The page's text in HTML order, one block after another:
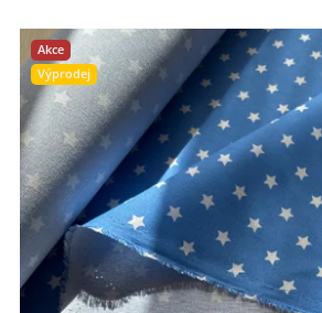
Abecedně
Akce
Výprodej